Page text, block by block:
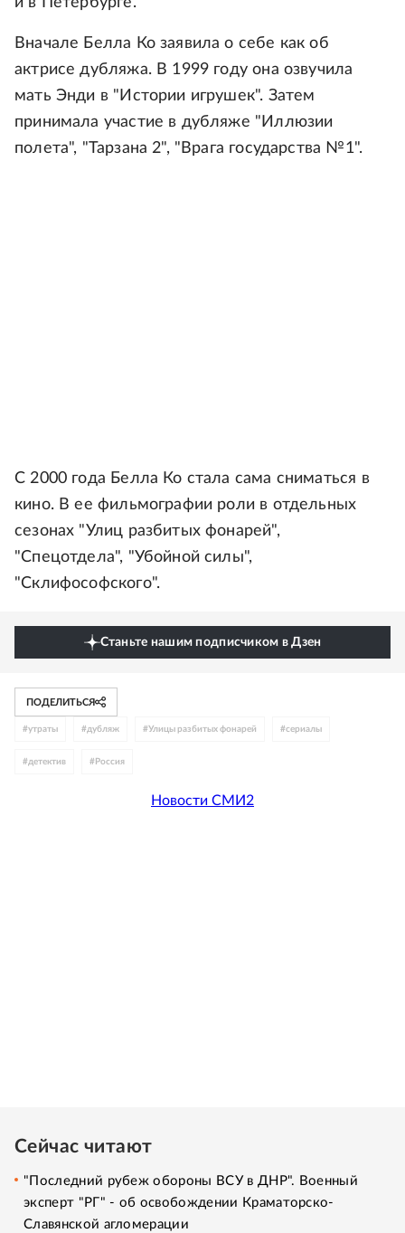
Вначале Белла Ко заявила о себе как об
актрисе дубляжа. В 1999 году она озвучила
мать Энди в "Истории игрушек". Затем
принимала участие в дубляже "Иллюзии
полета", "Тарзана 2", "Врага государства №1".
С 2000 года Белла Ко стала сама сниматься в
кино. В ее фильмографии роли в отдельных
сезонах "Улиц разбитых фонарей",
"Спецотдела", "Убойной силы",
"Склифософского".
Станьте нашим подписчиком в Дзен
ПОДЕЛИТЬСЯ
#утраты #дубляж #Улицы разбитых фонарей #сериалы
#детектив # Россия
Новости СМИ2
Сейчас читают
"Последний рубеж обороны ВСУ в ДНР". Военный
эксперт "РГ" - об освобождении Краматорско-
Славянской агломерации